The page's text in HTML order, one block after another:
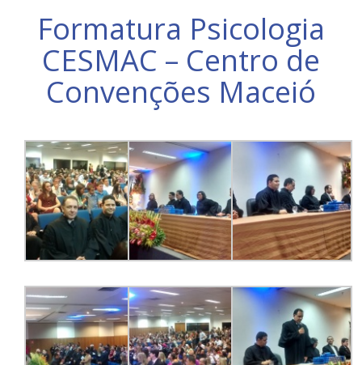
Formatura Psicologia
CESMAC – Centro de
Convenções Maceió